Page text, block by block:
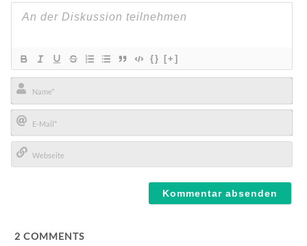
{} [+]
Name*
E-
Mail*
2 COMMENTS